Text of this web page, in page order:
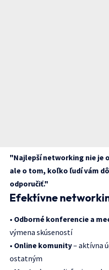
"Najlepší networking nie je
ale o tom, koľko ľudí vám
odporučiť."
Efektívne
• Odborné konferencie a
výmena skúseností
• Online komunity– aktívna
ostatným